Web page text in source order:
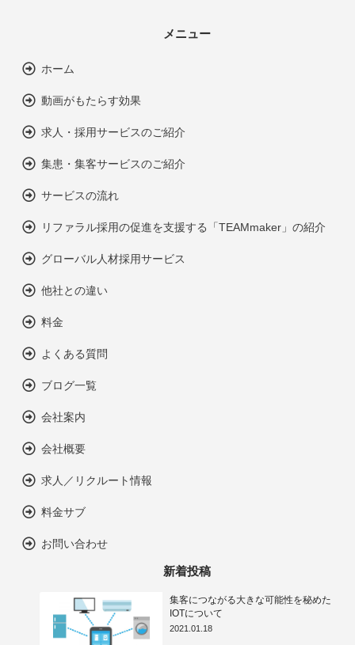
メニュー
ホーム
動画がもたらす効果
求人・採用サービスのご紹介
集患・集客サービスのご紹介
サービスの流れ
リファラル採用の促進を支援する「TEAMmaker」の紹介
グローバル人材採用サービス
他社との違い
料金
よくある質問
ブログ一覧
会社案内
会社概要
求人／リクルート情報
料金サブ
お問い合わせ
新着投稿
集客につながる大きな可能性を秘めた
IOTについて
2021.01.18